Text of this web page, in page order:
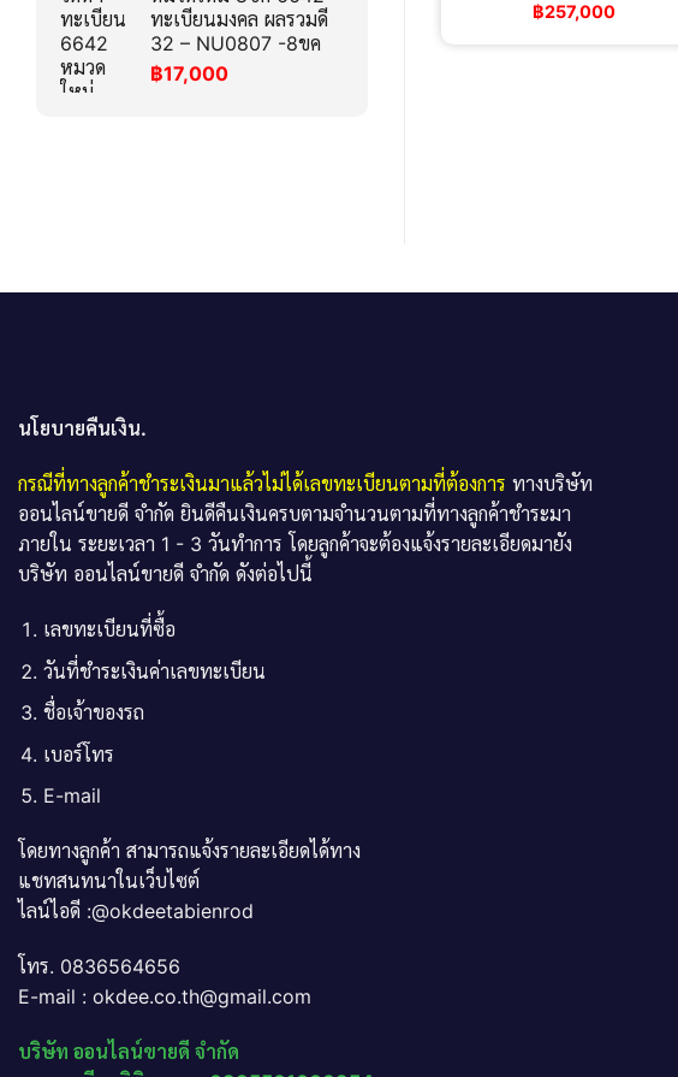
ทะเบียนมงคล ผลรวมดี
32 – NU0807 -8ขค
฿17,000
฿257,000
นโยบายคืนเงิน.
กรณีที่ทางลูกค้าชำระเงินมาแล้วไม่ได้เลขทะเบียนตามที่ต้องการ ทางบริษัท
ออนไลน์ขายดี จำกัด ยินดีคืนเงินครบตามจำนวนตามที่ทางลูกค้าชำระมา
ภายใน ระยะเวลา 1 - 3 วันทำการ โดยลูกค้าจะต้องแจ้งรายละเอียดมายัง
บริษัท ออนไลน์ขายดี จำกัด ดังต่อไปนี้
เลขทะเบียนที่ซื้อ
วันที่ชำระเงินค่าเลขทะเบียน
ชื่อเจ้าของรถ
เบอร์โทร
E-mail
โดยทางลูกค้า สามารถแจ้งรายละเอียดได้ทาง
แชทสนทนาในเว็บไซต์
ไลน์ไอดี :@okdeetabienrod
โทร. 0836564656
E-mail : okdee.co.th@gmail.com
บริษัท ออนไลน์ขายดี จำกัด